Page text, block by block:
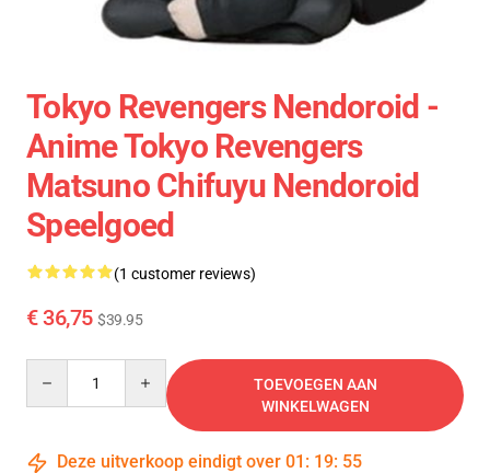
Tokyo Revengers Nendoroid -
Anime Tokyo Revengers
Matsuno Chifuyu Nendoroid
Speelgoed
(1 customer reviews)
€ 36,75 $39.95
TOEVOEGEN AAN
WINKELWAGEN
Deze uitverkoop eindigt over 01 : 19: 54